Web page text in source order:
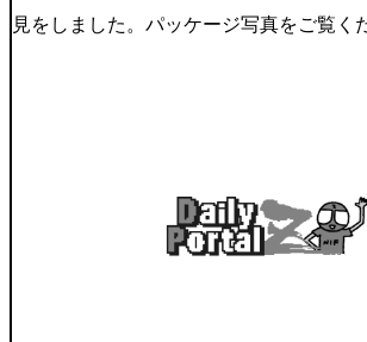
見をしました。パッケージ写真をご覧く